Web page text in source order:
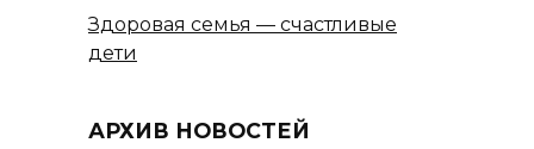
Здоровая семья — счастливые
дети
АРХИВ НОВОСТЕЙ